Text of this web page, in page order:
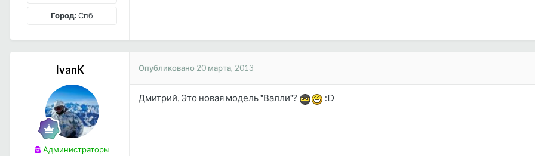
Город:Спб
IvanK
Администраторы
Опубликовано 20 марта, 2013
Дмитрий, Это новая модель "Валли"? :D